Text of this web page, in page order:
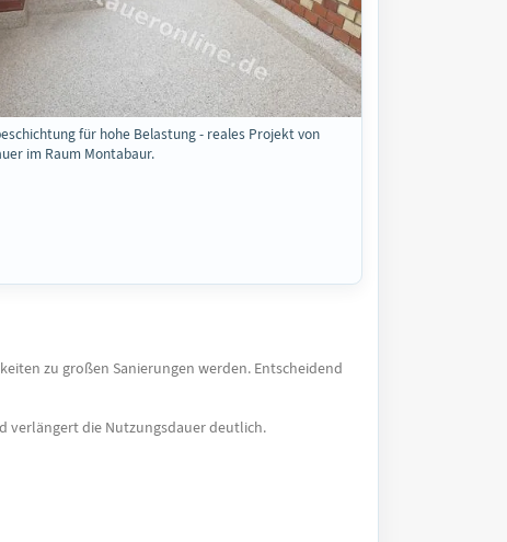
für hohe Belastung - reales Projekt von
im Raum Montabaur.
zu großen Sanierungen werden. Entscheidend
verlängert die Nutzungsdauer deutlich.